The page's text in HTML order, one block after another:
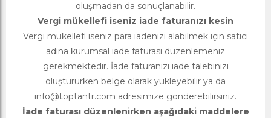
oluşmadan da sonuçlanabilir.
Vergi mükellefi iseniz iade faturanızı kesin
Vergi mükellefi iseniz para iadenizi alabilmek için satıcı
adına kurumsal iade faturası düzenlemeniz
gerekmektedir. İade faturanızı iade talebinizi
oluştururken belge olarak yükleyebilir ya da
info@toptantr.com adresimize gönderebilirsiniz.
İade faturası düzenlenirken aşağıdaki maddelere